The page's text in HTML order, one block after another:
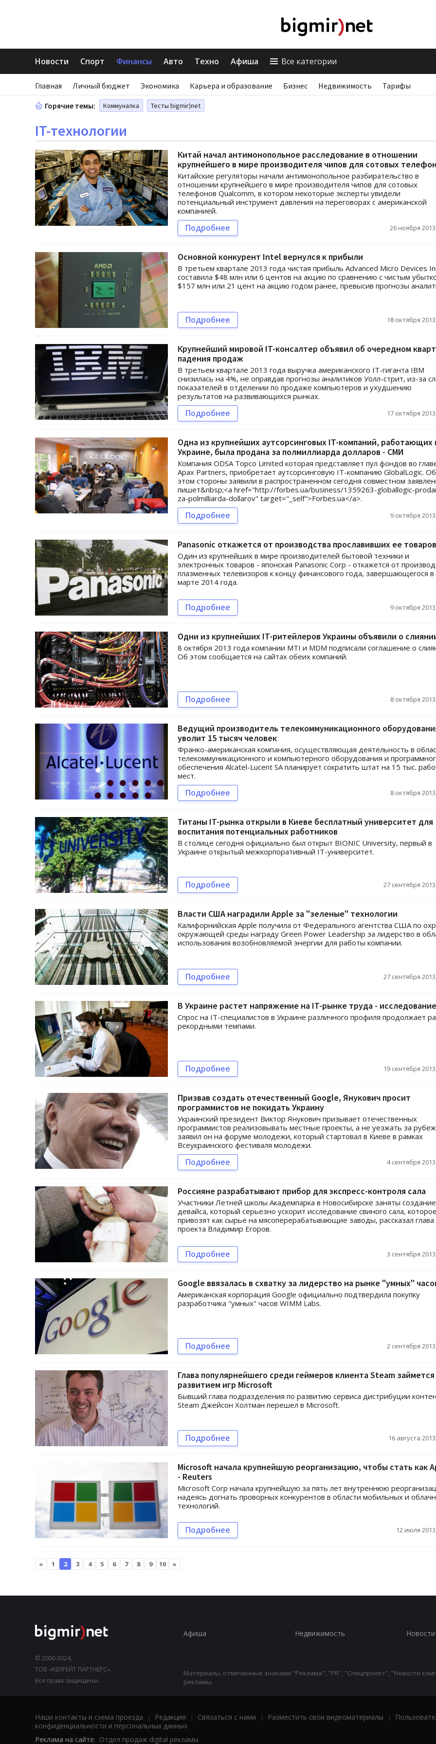
Новости Спорт Финансы Авто Техно Афиша Все категории
Главная Личный бюджет Экономика Карьера и образование Бизнес Недвижимость Тарифы
Горячие темы: Коммуналка Тесты bigmir)net
IT-технологии
Китай начал антимонопольное расследование в отношении
крупнейшего в мире производителя чипов для сотовых
Китайские регуляторы начали антимонопольное разбирательство в
отношении крупнейшего в мире производителя чипов для сотовых
телефонов Qualcomm, в котором некоторые эксперты увидели
потенциальный инструмент давления на переговорах с американской
компанией.
Подробнее 26 ноября
Основной конкурент Intel вернулся к прибыли
В третьем квартале 2013 года чистая прибыль Advanced Micro Devices
составила $48 млн или 6 центов на акцию по сравнению с чистым
$157 млн или 21 цент на акцию годом ранее, превысив прогнозы
Подробнее 18 октября
Крупнейший мировой IT-консалтер объявил об очередном
падения продаж
В третьем квартале 2013 года выручка американского IT-гиганта IBM
снизилась на 4%, не оправдав прогнозы аналитиков Уолл-стрит, из-за
показателей в отделении по продаже компьютеров и ухудшению
результатов на развивающихся рынках.
Подробнее 17 октября
Одна из крупнейших аутсорсинговых IT-компаний, работающих
Украине, была продана за полмиллиарда долларов - СМИ
Компания ODSA Topco Limited которая представляет пул фондов во
Apax Partners, приобретает аутсорсинговую IT-компанию GlobalLogic. Об
этом стороны заявили в распространенном сегодня совместном
пишет&nbsp;<a href="http://forbes.ua/business/1359263-globallogic-
za-polmilliarda-dollarov" target="_self">Forbes.ua</a>.
Подробнее 9 октября
Panasonic откажется от производства прославивших ее товаров
Один из крупнейших в мире производителей бытовой техники и
электронных товаров - японская Panasonic Corp - откажется от
плазменных телевизоров к концу финансового года, завершающегося в
марте 2014 года.
Подробнее 9 октября
Одни из крупнейших IT-ритейлеров Украины объявили о
8 октября 2013 года компании MTI и MDM подписали соглашение о
Об этом сообщается на сайтах обеих компаний.
Подробнее 8 октября
Ведущий производитель телекоммуникационного
уволит 15 тысяч человек
Франко-американская компания, осуществляющая деятельность в
телекоммуникационного и компьютерного оборудования и
обеспечения Alcatel-Lucent SA планирует сократить штат на 15 тыс.
мест.
Подробнее 8 октября
Титаны IT-рынка открыли в Киеве бесплатный университет для
воспитания потенциальных работников
В столице сегодня официально был открыт BIONIC University, первый в
Украине открытый межкорпоративный IT-университет.
Подробнее 27 сентября
Власти США наградили Apple за "зеленые" технологии
Калифорнийская Apple получила от Федерального агентства США по
окружающей среды награду Green Power Leadership за лидерство в
использования возобновляемой энергии для работы компании.
Подробнее 27 сентября
В Украине растет напряжение на IT-рынке труда - исследование
Спрос на IT-специалистов в Украине различного профиля продолжает
рекордными темпами.
Подробнее 19 сентября
Призвав создать отечественный Google, Янукович просит
программистов не покидать Украину
Украинский президент Виктор Янукович призывает отечественных
программистов реализовывать местные проекты, а не уезжать за
заявил он на форуме молодежи, который стартовал в Киеве в рамках
Всеукраинского фестиваля молодежи.
Подробнее 4 сентября
Россияне разрабатывают прибор для экспресс-контроля сала
Участники Летней школы Академпарка в Новосибирске заняты
девайса, который серьезно ускорит исследование свиного сала, которое
привозят как сырье на мясоперерабатывающие заводы, рассказал глава
проекта Владимир Егоров.
Подробнее 3 сентября
Google ввязалась в схватку за лидерство на рынке "умных"
Американская корпорация Google официально подтвердила покупку
разработчика "умных" часов WIMM Labs.
Подробнее 2 сентября
Глава популярнейшего среди геймеров клиента Steam займется
развитием игр Microsoft
Бывший глава подразделения по развитию сервиса дистрибуции
Steam Джейсон Холтман перешел в Microsoft.
Подробнее 16 августа
Microsoft начала крупнейшую реорганизацию, чтобы стать как
- Reuters
Microsoft Corp начала крупнейшую за пять лет внутреннюю
надеясь догнать проворных конкурентов в области мобильных и
технологий.
Подробнее 12 июля
« 1 2 3 4 5 6 7 8 9 10 »
© 2000-2024,
ТОВ «КЕПРЕЙТ ПАРТНЕРС».
Все права защищены.
Афиша Недвижимость Новости
Материалы, отмеченные знаками "Реклама", "PR", "Спецпроект", "Новости
рекламы.
Наши контакты и схема проезда | Редакция | Связаться с нами | Разместить свои видеоматериалы |
конфиденциальности и персональных данных
Реклама на сайте: Отдел продаж digital рекламы